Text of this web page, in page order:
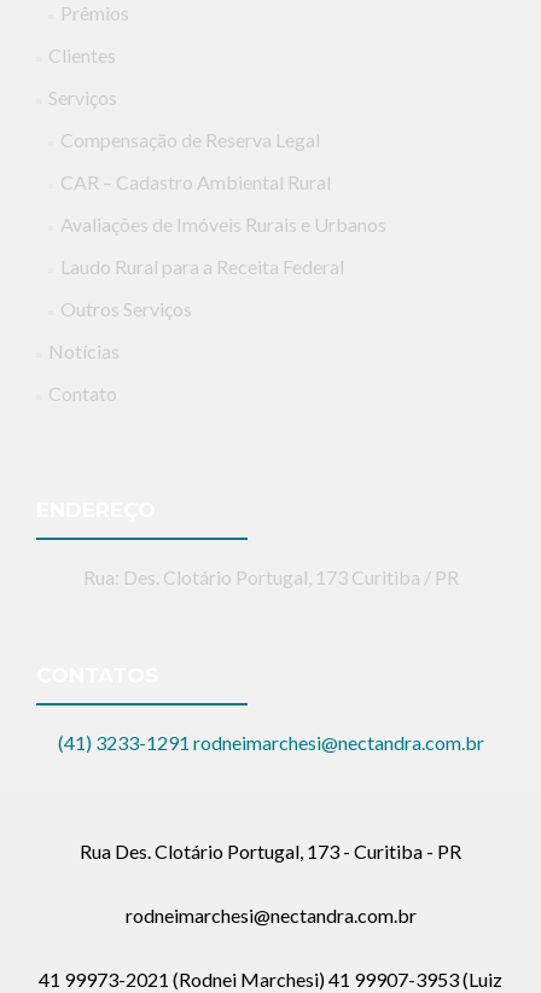
Prêmios
Clientes
Serviços
Compensação de Reserva Legal
CAR – Cadastro Ambiental Rural
Avaliações de Imóveis Rurais e Urbanos
Laudo Rural para a Receita Federal
Outros Serviços
Notícias
Contato
Rua: Des. Clotário Portugal, 173 Curitiba / PR
(41) 3233-1291 rodneimarchesi@nectandra.com.br
Rua Des. Clotário Portugal, 173 - Curitiba - PR
rodneimarchesi@nectandra.com.br
41 99973-2021 (Rodnei Marchesi) 41 99907-3953 (Luiz